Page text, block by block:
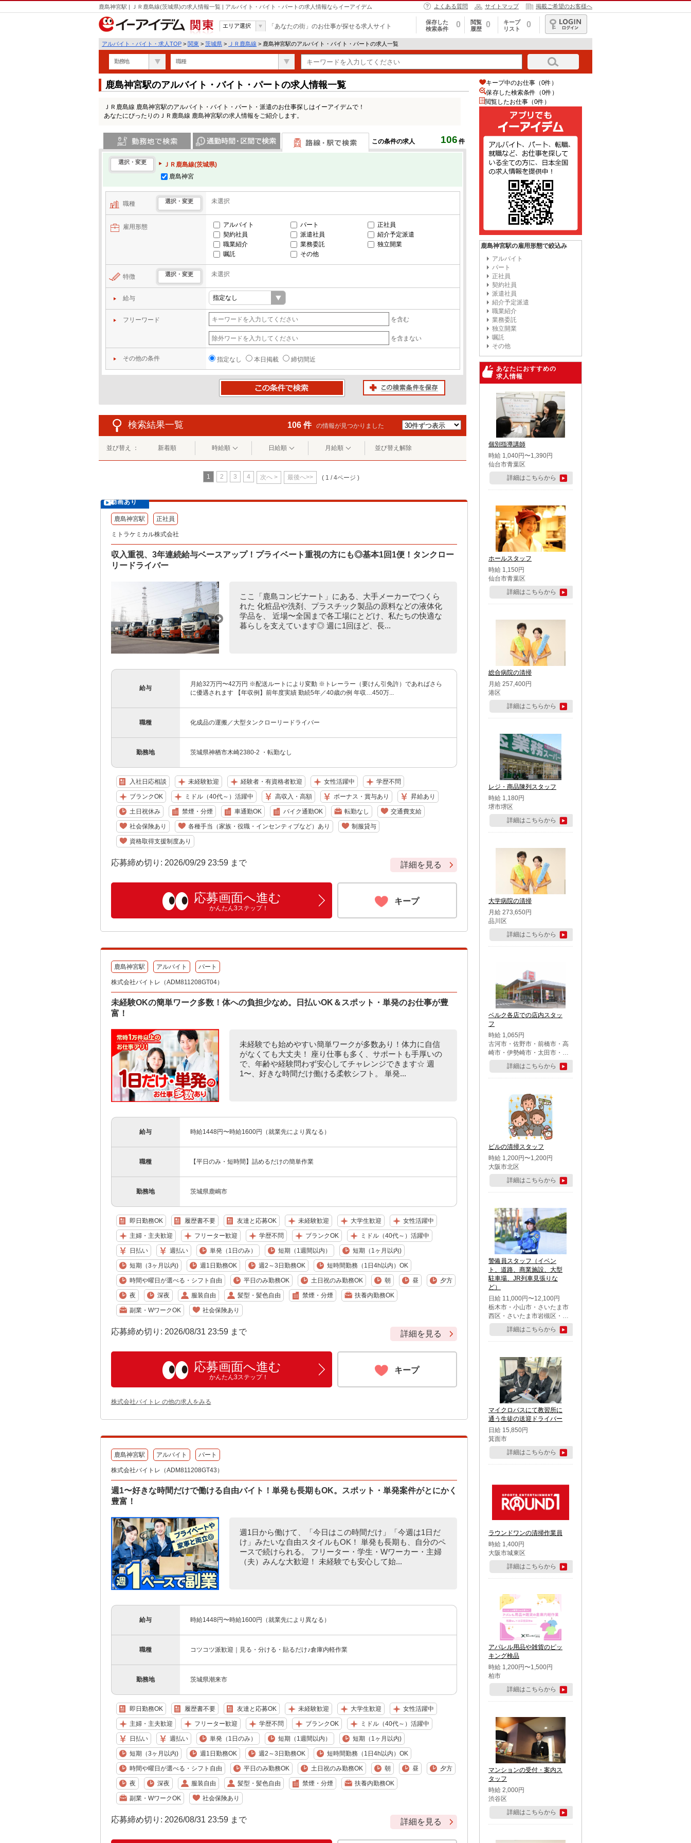
鹿島神宮駅 | ＪＲ鹿島線(茨城県)の求人情報一覧 | アルバイト・バイト・パートの求人情報ならイーアイデム よくある質問 サイトマップ 掲載ご希望のお客様へ
関東
エリア選択 「あなたの街」のお仕事が探せる求人サイト
保存した
検索条件
0
閲覧
履歴
0
キープ
リスト
0
ログイン
アルバイト・バイト・求人TOP > 関東 > 茨城県 > ＪＲ鹿島線 > 鹿島神宮駅のアルバイト・バイト・パートの求人一覧
勤務地 職種
鹿島神宮駅のアルバイト・バイト・パートの求人情報一覧
ＪＲ鹿島線 鹿島神宮駅のアルバイト・バイト・パート・派遣のお仕事探しはイーアイデムで！
あなたにぴったりのＪＲ鹿島線 鹿島神宮駅の求人情報をご紹介します。
この条件の求人 106 件
選択・変更
ＪＲ鹿島線(茨城県)
鹿島神宮
職種 選択・変更 未選択
雇用形態 アルバイト パート
正社員
契約社員
派遣社員
紹介予定派遣
職業紹介
業務委託
独立開業
嘱託
その他
特徴 選択・変更 未選択
給与
フリーワード を含む
を含まない
その他の条件 指定なし 本日掲載 締切間近
検索結果一覧 106 件 の情報が見つかりました
並び替え ： 新着順 時給順 日給順 月給順 並び替え解除
1 2 3 4 次へ > 最後へ>> ( 1 / 4ページ )
動画あり
鹿島神宮駅 正社員
ミトラケミカル株式会社
収入重視、3年連続給与ベースアップ！プライベート重視の方にも◎基本1回1便！タンクロー
リードライバー
ここ「鹿島コンビナート」にある、大手メーカーでつくら
れた 化粧品や洗剤、プラスチック製品の原料などの液体化
学品を、 近場〜全国まで各工場にとどけ、私たちの快適な
暮らしを支えています◎ 週に1回ほど、長...
給与
月給32万円〜42万円 ※配送ルートにより変動 ※トレーラー（要けん引免許）であればさら
に優遇されます 【年収例】前年度実績 勤続5年／40歳の例 年収…450万...
職種 化成品の運搬／大型タンクローリードライバー
勤務地 茨城県神栖市木崎2380-2 ・転勤なし
入社日応相談 未経験歓迎 経験者・有資格者歓迎 女性活躍中 学歴不問
ブランクOK ミドル（40代～）活躍中 高収入・高額 ボーナス・賞与あり 昇給あり
土日祝休み 禁煙・分煙 車通勤OK バイク通勤OK 転勤なし 交通費支給
社会保険あり 各種手当（家族・役職・インセンティブなど）あり 制服貸与
資格取得支援制度あり
応募締め切り: 2026/09/29 23:59 まで 詳細を見る
応募画面へ進む
かんたん3ステップ！
キープ
鹿島神宮駅 アルバイト パート
株式会社バイトレ（ADM811208GT04）
未経験OKの簡単ワーク多数！体への負担少なめ。日払いOK＆スポット・単発のお仕事が豊
富！
未経験でも始めやすい簡単ワークが多数あり！体力に自信
がなくても大丈夫！ 座り仕事も多く、サポートも手厚いの
で、年齢や経験問わず安心してチャレンジできます☆ 週
1〜、好きな時間だけ働ける柔軟シフト。 単発...
給与 時給1448円〜時給1600円（就業先により異なる）
職種 【平日のみ・短時間】詰めるだけの簡単作業
勤務地 茨城県鹿嶋市
即日勤務OK 履歴書不要 友達と応募OK 未経験歓迎 大学生歓迎 女性活躍中
主婦・主夫歓迎 フリーター歓迎 学歴不問 ブランクOK ミドル（40代～）活躍中
日払い 週払い 単発（1日のみ） 短期（1週間以内） 短期（1ヶ月以内)
短期（3ヶ月以内) 週1日勤務OK 週2～3日勤務OK 短時間勤務（1日4h以内）OK
時間や曜日が選べる・シフト自由 平日のみ勤務OK 土日祝のみ勤務OK 朝 昼 夕方
夜 深夜 服装自由 髪型・髪色自由 禁煙・分煙 扶養内勤務OK
副業・WワークOK 社会保険あり
応募締め切り: 2026/08/31 23:59 まで 詳細を見る
応募画面へ進む
かんたん3ステップ！
キープ
株式会社バイトレ の他の求人をみる
鹿島神宮駅 アルバイト パート
株式会社バイトレ（ADM811208GT43）
週1〜好きな時間だけで働ける自由バイト！単発も長期もOK。スポット・単発案件がとにかく
豊富！
週1日から働けて、「今日はこの時間だけ」「今週は1日だ
け」みたいな自由スタイルもOK！ 単発も長期も、自分のペ
ースで続けられる。 フリーター・学生・Wワーカー・主婦
（夫）みんな大歓迎！ 未経験でも安心して始...
給与 時給1448円〜時給1600円（就業先により異なる）
職種 コツコツ派歓迎｜見る・分ける・貼るだけ♪倉庫内軽作業
勤務地 茨城県潮来市
即日勤務OK 履歴書不要 友達と応募OK 未経験歓迎 大学生歓迎 女性活躍中
主婦・主夫歓迎 フリーター歓迎 学歴不問 ブランクOK ミドル（40代～）活躍中
日払い 週払い 単発（1日のみ） 短期（1週間以内） 短期（1ヶ月以内)
短期（3ヶ月以内) 週1日勤務OK 週2～3日勤務OK 短時間勤務（1日4h以内）OK
時間や曜日が選べる・シフト自由 平日のみ勤務OK 土日祝のみ勤務OK 朝 昼 夕方
夜 深夜 服装自由 髪型・髪色自由 禁煙・分煙 扶養内勤務OK
副業・WワークOK 社会保険あり
応募締め切り: 2026/08/31 23:59 まで 詳細を見る
キープ中のお仕事（0件）
保存した検索条件（0件）
閲覧したお仕事（0件）
鹿島神宮駅の雇用形態で絞込み
アルバイト
パート
正社員
契約社員
派遣社員
紹介予定派遣
職業紹介
業務委託
独立開業
嘱託
その他
あなたにおすすめの
求人情報
個別指導講師
時給 1,040円〜1,390円
仙台市青葉区
詳細はこちらから
ホールスタッフ
時給 1,150円
仙台市青葉区
詳細はこちらから
総合病院の清掃
月給 257,400円
港区
詳細はこちらから
レジ・商品陳列スタッフ
時給 1,180円
堺市堺区
詳細はこちらから
大学病院の清掃
月給 273,650円
品川区
詳細はこちらから
ベルク各店での店内スタッ
フ
時給 1,065円
古河市・佐野市・前橋市・高
崎市・伊勢崎市・太田市・館
林市・藤岡市・大泉町・さい
たま市北区・川越市・熊谷
市・行田市・秩父市・所沢
市・鶴ケ島市・千葉市中央
区・市川市・松戸市・習志野
市・柏市・流山市・八千代
市・足立区・江戸川区・八王
子市・町田市
詳細はこちらから
ビルの清掃スタッフ
時給 1,200円〜1,200円
大阪市北区
詳細はこちらから
警備員スタッフ（イベン
ト、道路、商業施設、大型
駐車場、JR列車見張りな
ど）
日給 11,000円〜12,100円
栃木市・小山市・さいたま市
西区・さいたま市岩槻区・久
喜市・蓮田市
詳細はこちらから
マイクロバスにて教習所に
通う生徒の送迎ドライバー
日給 15,850円
箕面市
詳細はこちらから
ラウンドワンの清掃作業員
時給 1,400円
大阪市城東区
詳細はこちらから
アパレル用品や雑貨のピッ
キング検品
時給 1,200円〜1,500円
柏市
詳細はこちらから
マンションの受付・案内ス
タッフ
時給 2,000円
渋谷区
詳細はこちらから